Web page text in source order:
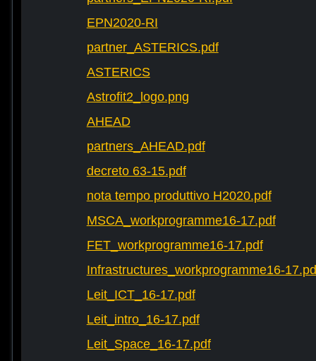
EPN2020-RI
partner_ASTERICS.pdf
ASTERICS
Astrofit2_logo.png
AHEAD
partners_AHEAD.pdf
decreto 63-15.pdf
nota tempo produttivo H2020.pdf
MSCA_workprogramme16-17.pdf
FET_workprogramme16-17.pdf
Infrastructures_workprogramme16-
Leit_ICT_16-17.pdf
Leit_intro_16-17.pdf
Leit_Space_16-17.pdf